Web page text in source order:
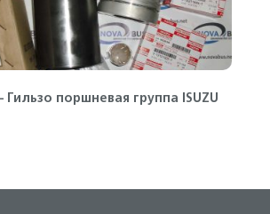
Гильзо поршневая группа ISUZU